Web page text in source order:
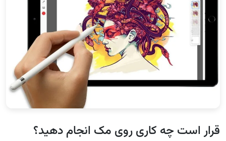
قرار است چه کاری روی مک انجام دهید؟